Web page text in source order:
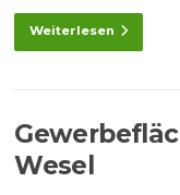
Weiterlesen
Wesel